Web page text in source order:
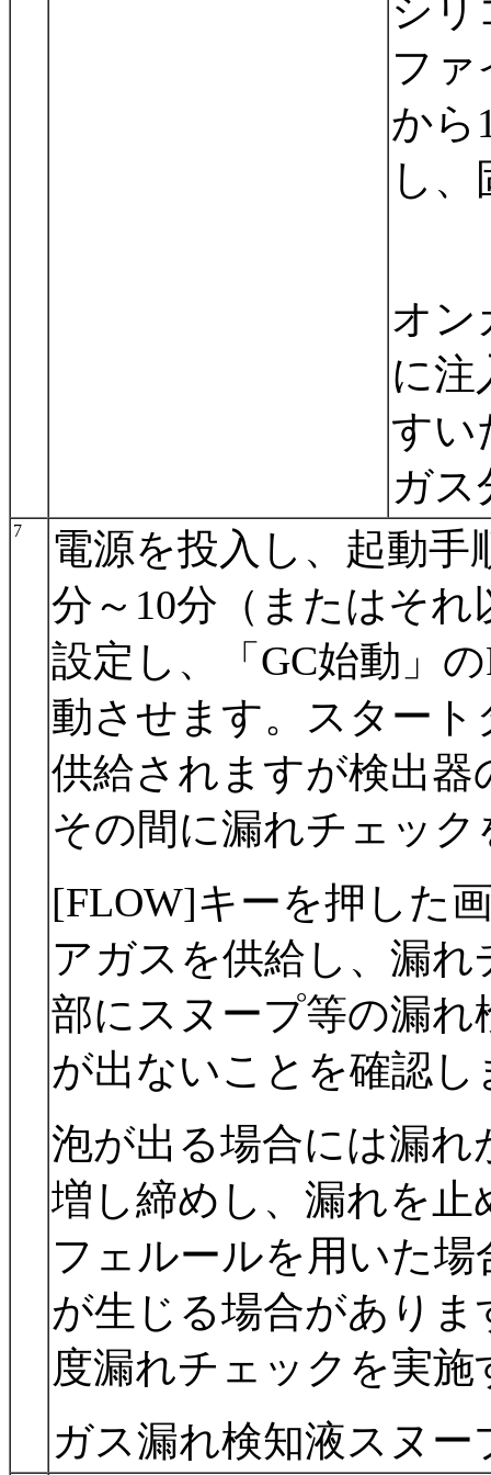
シリ
ファ
から
し
オン
に注
すい
ガス
7
電源を投入し、起動
分～10分（またはそ
設定し、「GC始動」
動させます。スター
供給されますが検出
その間に漏れチェッ
[FLOW]キーを押した
アガスを供給し、漏
部にスヌープ等の漏れ
が出ないことを確認し
泡が出る場合には漏
増し締めし、漏れを
フェルールを用いた
が生じる場合があり
度漏れチェックを実
ガス漏れ検知液スヌ